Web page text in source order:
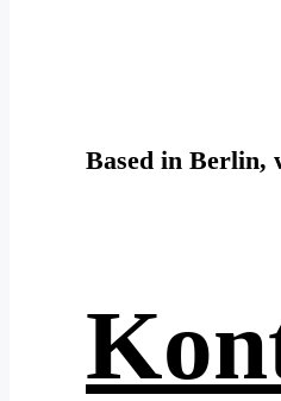
Based in Berlin,